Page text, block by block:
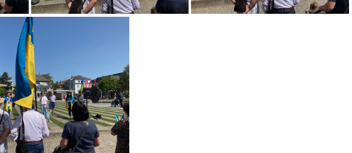
UkraineKundgebungDarmstadt-002-2023 05 27-10 59 45